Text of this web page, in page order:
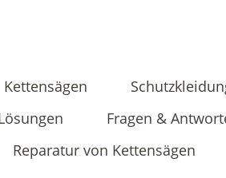
Kettensägen
Fragen &
Reparatur von Kettensägen